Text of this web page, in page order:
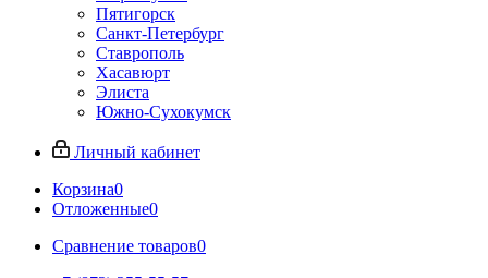
Пятигорск
Санкт-Петербург
Ставрополь
Хасавюрт
Элиста
Южно-Сухокумск
Личный кабинет
Корзина0
Отложенные0
Сравнение товаров0